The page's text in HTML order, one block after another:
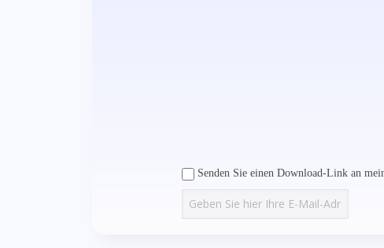
Senden Sie einen Download-Link an